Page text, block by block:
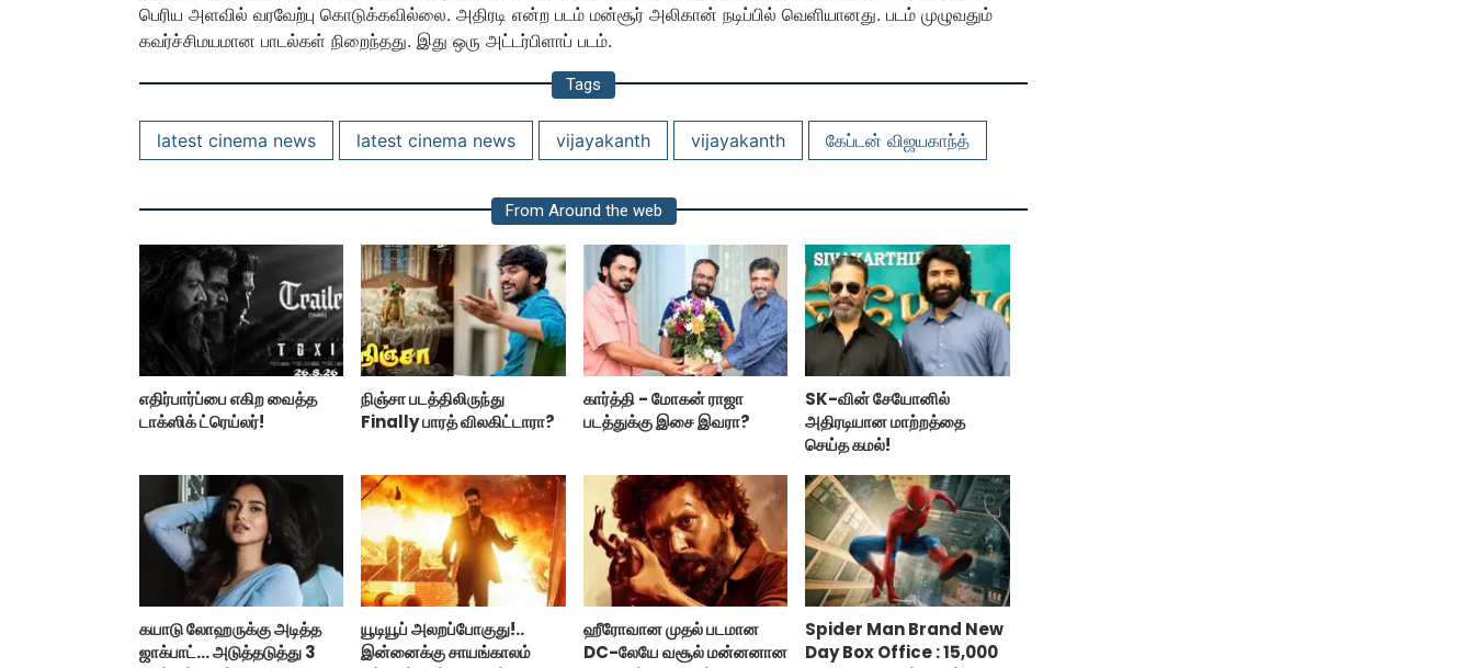
பெரிய அளவில் வரவேற்பு கொடுக்கவில்லை. அதிரடி என்ற படம் மன்சூர் அலிகான் நடிப்பில் வெளியானது. படம் முழுவதும்
கவர்ச்சிமயமான பாடல்கள் நிறைந்தது. இது ஒரு அட்டர்பிளாப் படம்.
Tags
latest cinema news latest cinema news vijayakanth vijayakanth கேப்டன் விஜயகாந்த்
From Around the web
எதிர்பார்ப்பை எகிற வைத்த
டாக்ஸிக் ட்ரெய்லர்!
நிஞ்சா படத்திலிருந்து
Finally பாரத் விலகிட்டாரா?
கார்த்தி - மோகன் ராஜா
படத்துக்கு இசை இவரா?
SK-வின் சேயோனில்
அதிரடியான மாற்றத்தை
செய்த கமல்!
கயாடு லோஹருக்கு அடித்த
ஜாக்பாட்... அடுத்தடுத்து 3
யூடியூப் அலறப்போகுது!..
இன்னைக்கு சாயங்காலம்
ஹீரோவான முதல் படமான
DC-லேயே வசூல் மன்னனான
Spider Man Brand New
Day Box Office : 15,000